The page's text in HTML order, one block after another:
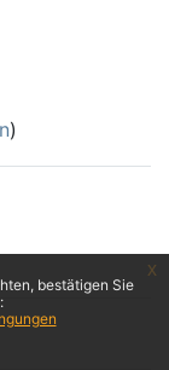
bestätigen Sie
x
)